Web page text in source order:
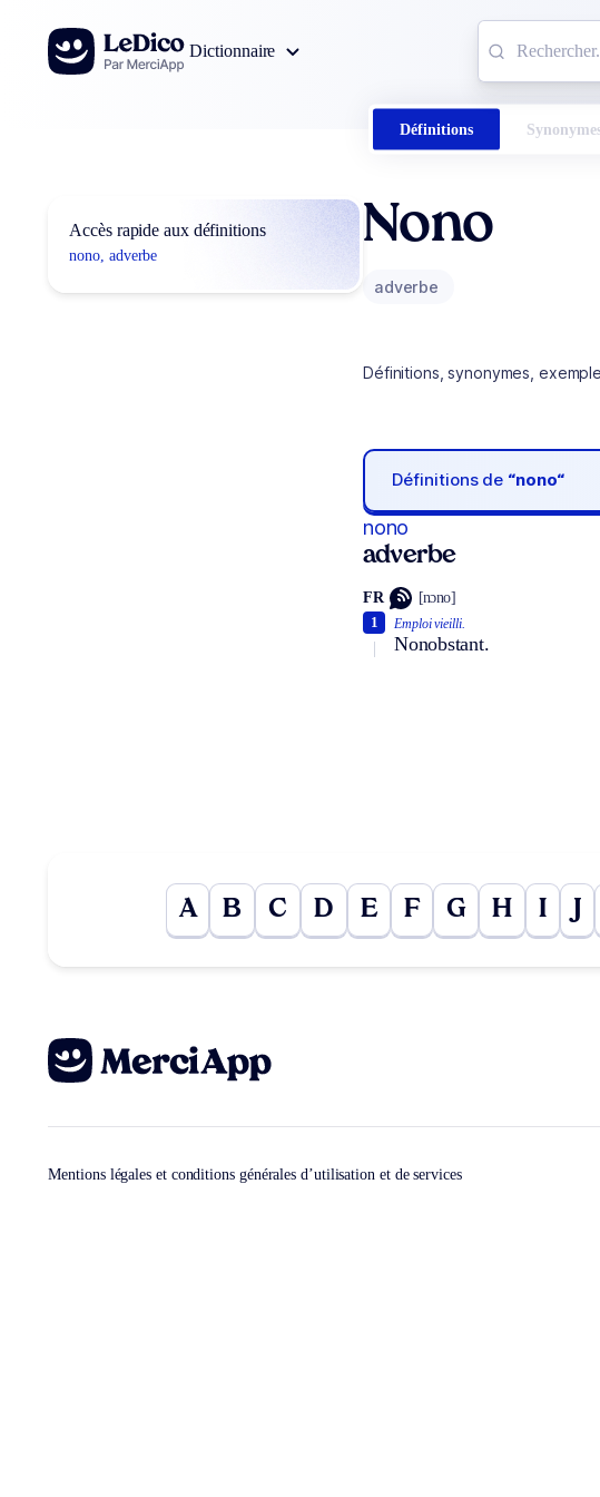
Aller au contenu
Dictionnaire
Définitions
Accès rapide aux définitions
nono, adverbe
Nono
adverbe
Définitions, synonymes,
Définitions de “nono“
nono
adverbe
FR [nɔno]
Emploi vieilli.
Nonobstant.
1
A B C D E F G H I
Mentions légales et conditions générales d’utilisation et de services